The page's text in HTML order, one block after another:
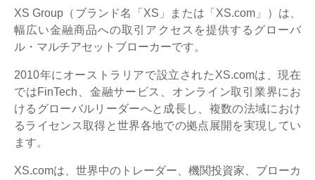
XS Group（ブランド名「XS」または「XS.com」）は、
幅広い金融商品への取引アクセスを提供するグローバ
ル・マルチアセットブローカーです。
2010年にオーストラリアで設立されたXS.comは、現在
ではFinTech、金融サービス、オンライン取引業界にお
けるグローバルリーダーへと成長し、複数の法域におけ
るライセンス取得と世界各地での拠点展開を実現してい
ます。
XS.comは、世界中のトレーダー、機関投資家、ブローカ